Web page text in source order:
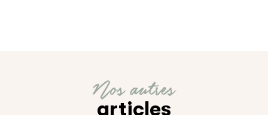
Nos autres
articles